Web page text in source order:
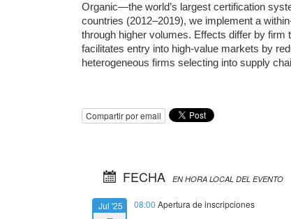
Organic—the world’s largest certification
countries (2012–2019), we implement a
through higher volumes. Effects differ by
facilitates entry into high-value markets by
heterogeneous firms selecting into supply
Compartir por email
FECHA EN HORA LOCAL DEL EVENTO
Jul '25 08:00 Apertura de inscripciones